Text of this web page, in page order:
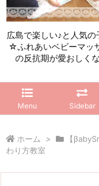
広島で楽しい♪と人気
☆ふれあいベビーマッ
の反抗期が愛おしく
Menu Sidebar
ホーム > 【
わり方教室